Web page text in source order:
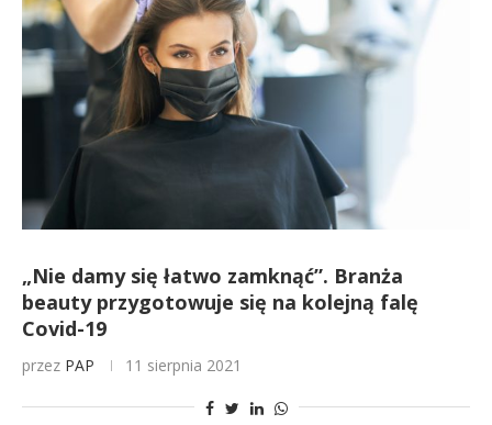
„Nie damy się łatwo zamknąć”. Branża
beauty przygotowuje się na kolejną falę
Covid-19
przez PAP 11 sierpnia 2021